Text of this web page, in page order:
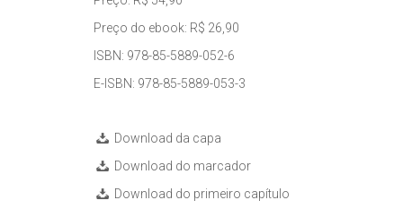
Preço do ebook: R$ 26,90
ISBN: 978-85-5889-052-6
E-ISBN: 978-85-5889-053-3
Download da capa
Download do marcador
Download do primeiro capítulo